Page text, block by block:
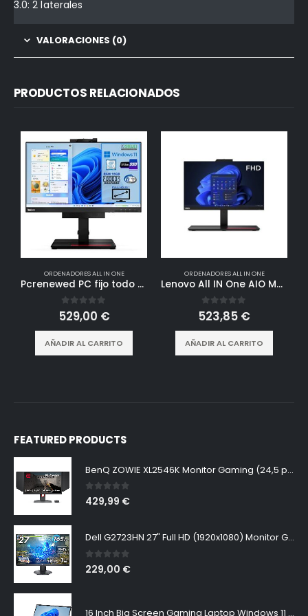
3.0: 2 laterales
VALORACIONES (0)
PRODUCTOS RELACIONADOS
ORDENADORES ALL IN ONE
Pcrenewed PC fijo todo en uno 22″ ordenador de sobremesa Intel Core i7-6700 3.4Ghz | 16 GB RAM | 512GB SSD | Monitor 22″ FullHD WebCam Audio Windows 11 Pro WIFI BTH y red (sólo PC)
0out of 5
529,00 €
AÑADIR AL CARRITO
ORDENADORES ALL IN ONE
Lenovo All IN One AIO M70a i5-11500 22″ i5-11500 8GB 256GB WiFi PIVOTANTE FREEDOS Marca
0out of 5
523,85 €
AÑADIR AL CARRITO
FEATURED PRODUCTS
BenQ ZOWIE XL2546K Monitor Gaming (24,5 pulgadas, FHD 1080p, 240 Hz, 0.5ms, DyAc+, XL Setting to Share, S switch, Shielding Hood)
0out of 5
429,99 €
Dell G2723HN 27" Full HD (1920x1080) Monitor Gaming, 165Hz, Fast IPS, 1ms, AMD FreeSync Premium, NVIDIA G-SYNC Compatible, 99% sRGB, DisplayPort, 2x HDMI, Negro
0out of 5
229,00 €
16 Inch Big Screen Gaming Laptop Windows 11 Pro, Intel i9 12900H GeForce RTX 3060 6G, 64GB DDR4 2TB NVMe, 2.5K IPS 165Hz Notebook Gamer PC Computer, WiFi6 BT5.2, Colorful Backlit Keyboard